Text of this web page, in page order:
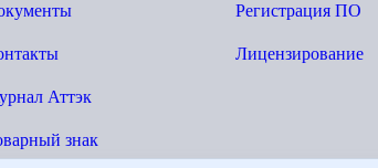
Аттэк
знак
Регистрация ПО
Лицензирование